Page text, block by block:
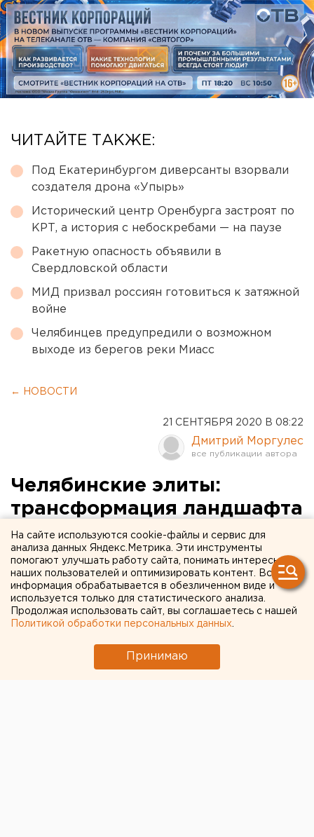
ЧИТАЙТЕ ТАКЖЕ:
Под Екатеринбургом диверсанты взорвали
создателя дрона «Упырь»
Исторический центр Оренбурга застроят по
КРТ, а история с небоскребами — на паузе
Ракетную опасность объявили в
Свердловской области
МИД призвал россиян готовиться к затяжной
войне
Челябинцев предупредили о возможном
выходе из берегов реки Миасс
← НОВОСТИ
21 СЕНТЯБРЯ 2020 В 08:22
Дмитрий Моргулес
Челябинские элиты:
трансформация ландшафта
На сайте используются cookie-файлы и сервис для
анализа данных Яндекс.Метрика. Эти инструменты
помогают улучшать работу сайта, понимать интересы
наших пользователей и оптимизировать контент. Вся
информация обрабатывается в обезличенном виде и
используется только для статистического анализа.
Продолжая использовать сайт, вы соглашаетесь с нашей
Политикой обработки персональных данных
Принимаю